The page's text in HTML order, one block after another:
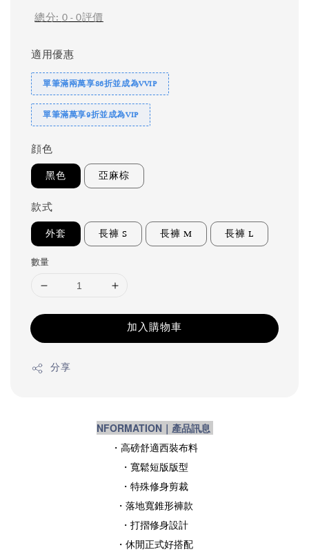
總分: 0 - 0評價
適用優惠
單筆滿兩萬享86折並成為VVIP
單筆滿萬享9折並成為VIP
顔色
黑色 亞麻棕
款式
外套 長褲 S 長褲 M 長褲 L
數量
加入購物車
分享
NFORMATION｜產品訊息
・高磅舒適西裝布料
・寬鬆短版版型
・特殊修身剪裁
・落地寬錐形褲款
・打摺修身設計
・休閒正式好搭配